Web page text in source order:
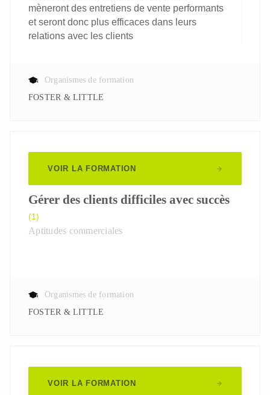
mèneront des entretiens de vente performants
et seront donc plus efficaces dans leurs
relations avec les clients
Organismes de formation
FOSTER & LITTLE
VOIR LA FORMATION
Gérer des clients difficiles avec succès
(1)
Aptitudes commerciales
Organismes de formation
FOSTER & LITTLE
VOIR LA FORMATION